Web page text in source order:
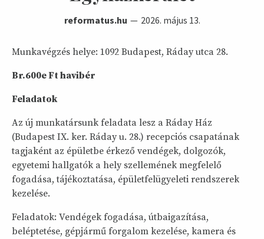
reformatus.hu 2026. május 13.
Munkavégzés helye: 1092 Budapest, Ráday utca 28.
Br.600e Ft havibér
Feladatok
Az új munkatársunk feladata lesz a Ráday Ház
(Budapest IX. ker. Ráday u. 28.) recepciós csapatának
tagjaként az épületbe érkező vendégek, dolgozók,
egyetemi hallgatók a hely szellemének megfelelő
fogadása, tájékoztatása, épületfelügyeleti rendszerek
kezelése.
Feladatok: Vendégek fogadása, útbaigazítása,
beléptetése, gépjármű forgalom kezelése, kamera és